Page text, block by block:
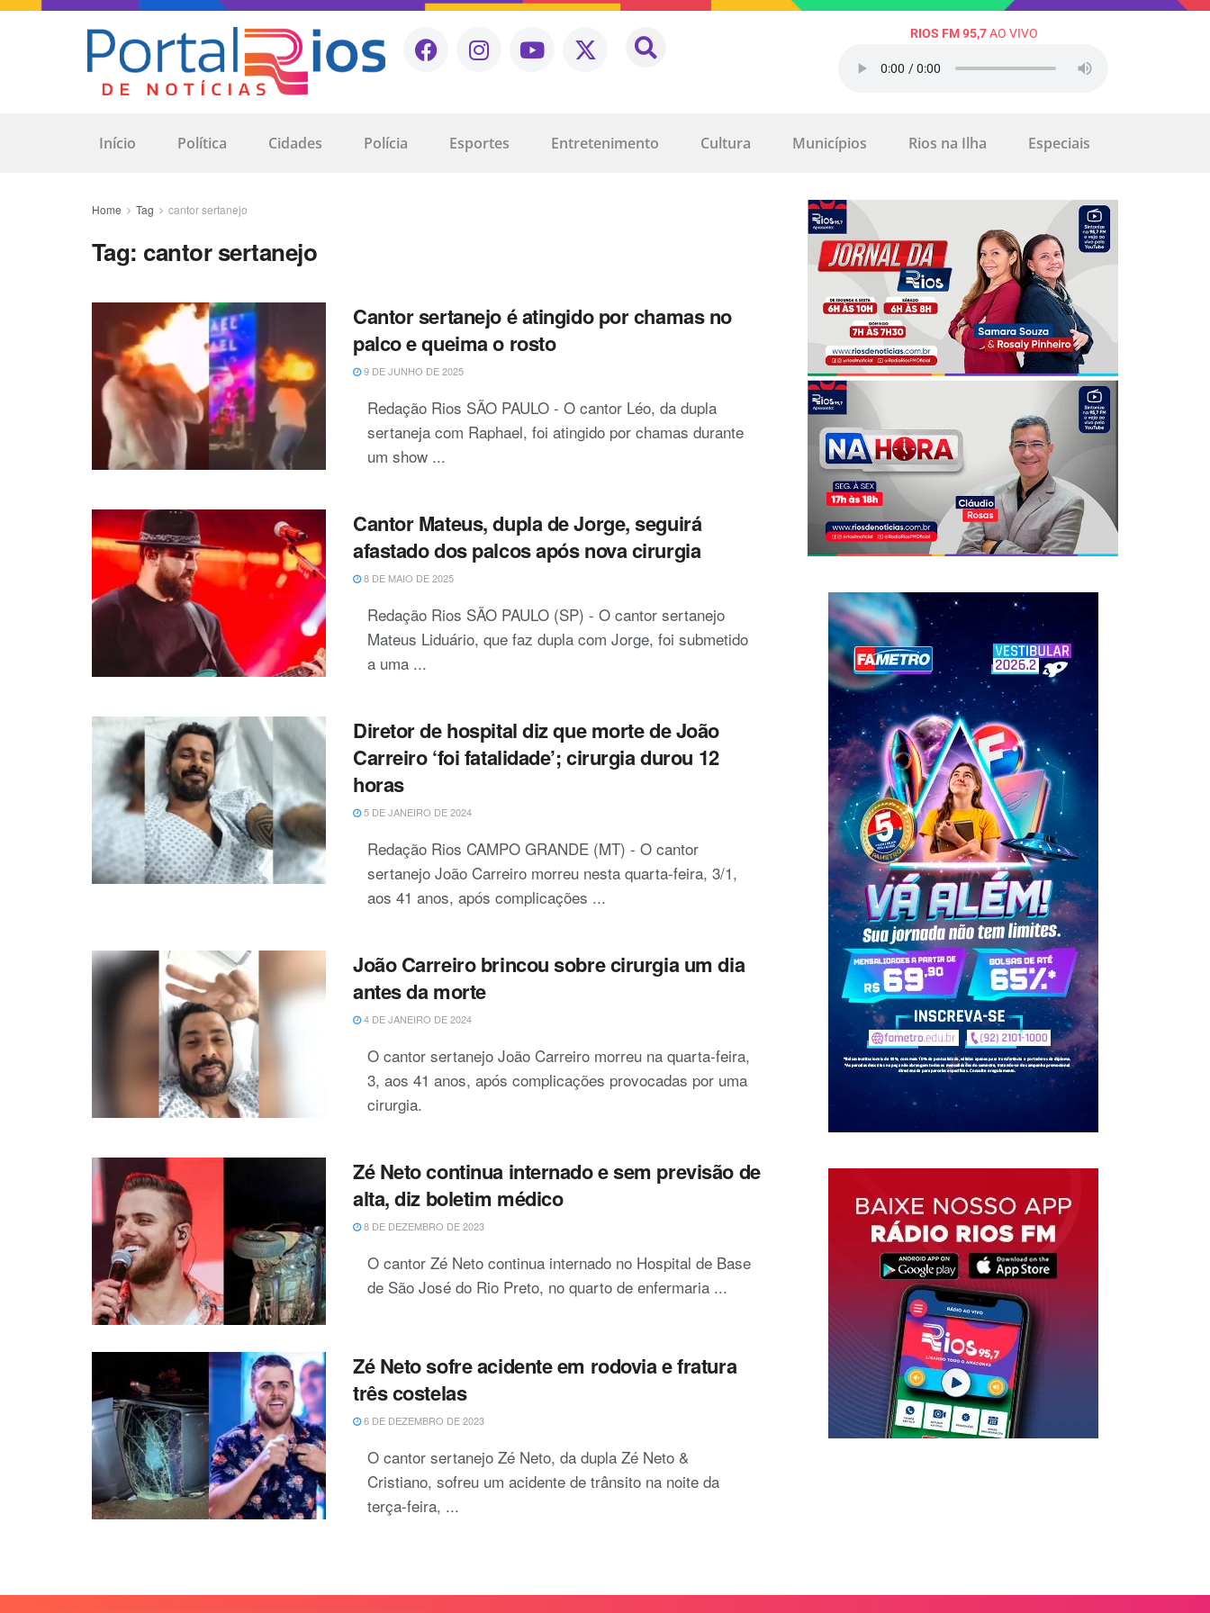
RIOS FM 95,7AO VIVO
Início Política Cidades Polícia Esportes Entretenimento Cultura Municípios Rios na Ilha Especiais
Home Tag cantor sertanejo
Tag: cantor sertanejo
Cantor sertanejo é atingido por chamas no
palco e queima o rosto
9 DE JUNHO DE 2025
Redação Rios SÃO PAULO - O cantor Léo, da dupla
sertaneja com Raphael, foi atingido por chamas durante
um show ...
Cantor Mateus, dupla de Jorge, seguirá
afastado dos palcos após nova cirurgia
8 DE MAIO DE 2025
Redação Rios SÃO PAULO (SP) - O cantor sertanejo
Mateus Liduário, que faz dupla com Jorge, foi submetido
a uma ...
Diretor de hospital diz que morte de João
Carreiro ‘foi fatalidade’; cirurgia durou 12
horas
5 DE JANEIRO DE 2024
Redação Rios CAMPO GRANDE (MT) - O cantor
sertanejo João Carreiro morreu nesta quarta-feira, 3/1,
aos 41 anos, após complicações ...
João Carreiro brincou sobre cirurgia um dia
antes da morte
4 DE JANEIRO DE 2024
O cantor sertanejo João Carreiro morreu na quarta-feira,
3, aos 41 anos, após complicações provocadas por uma
cirurgia.
Zé Neto continua internado e sem previsão de
alta, diz boletim médico
8 DE DEZEMBRO DE 2023
O cantor Zé Neto continua internado no Hospital de Base
de São José do Rio Preto, no quarto de enfermaria ...
Zé Neto sofre acidente em rodovia e fratura
três costelas
6 DE DEZEMBRO DE 2023
O cantor sertanejo Zé Neto, da dupla Zé Neto &
Cristiano, sofreu um acidente de trânsito na noite da
terça-feira, ...